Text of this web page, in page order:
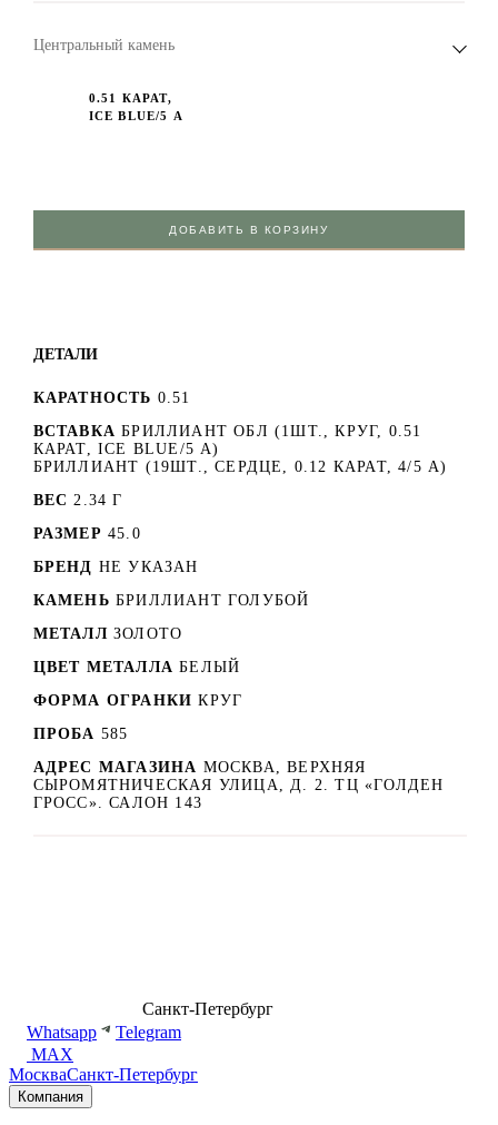
Центральный камень
0.51 КАРАТ,
ICE BLUE/5 А
ДОБАВИТЬ В КОРЗИНУ
ДЕТАЛИ
КАРАТНОСТЬ 0.51
ВСТАВКА БРИЛЛИАНТ ОБЛ (1ШТ., КРУГ, 0.51
КАРАТ, ICE BLUE/5 А)
БРИЛЛИАНТ (19ШТ., СЕРДЦЕ, 0.12 КАРАТ, 4/5 А)
ВЕС 2.34 Г
РАЗМЕР 45.0
БРЕНД НЕ УКАЗАН
КАМЕНЬ БРИЛЛИАНТ ГОЛУБОЙ
МЕТАЛЛ ЗОЛОТО
ЦВЕТ МЕТАЛЛА БЕЛЫЙ
ФОРМА ОГРАНКИ КРУГ
ПРОБА 585
АДРЕС МАГАЗИНА МОСКВА, ВЕРХНЯЯ
СЫРОМЯТНИЧЕСКАЯ УЛИЦА, Д. 2. ТЦ «ГОЛДЕН
ГРОСС». САЛОН 143
Санкт-Петербург
Whatsapp
Telegram
MAX
МоскваСанкт-Петербург
Компания